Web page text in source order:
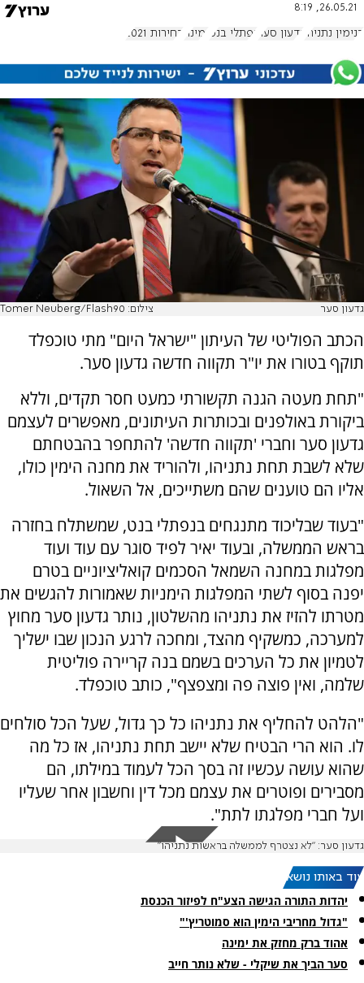
26.05.21, 8:19
בנימין נתניהו גדעון סער נפתלי בנט ימינה בחירות 2021
גדעון סער צילום: Tomer Neuberg/Flash90
הכתב הפוליטי של העיתון "ישראל היום" מתי טוכפלד
תוקף בטורו את יו"ר תקווה חדשה גדעון סער.
"תחת מעטה הגנה תקשורתי כמעט חסר תקדים, וללא
ביקורת באולפנים ובכותרות העיתונים, מאפשרים לעצמם
גדעון סער וחברי 'תקווה חדשה' להתחפר בהבטחתם
שלא לשבת תחת נתניהו, ולהוריד את מחנה הימין כולו,
אליו הם טוענים שהם משתייכים, אל השאול.
"בעוד שבליכוד מתנגחים בנפתלי בנט, שמשתלח בחזרה
בראש הממשלה, ובעוד יאיר לפיד סוגר עם עוד ועוד
מפלגות במחנה השמאל הסכמים קואליציוניים בטרם
יפנה בסוף לשתי המפלגות הימניות שאמורות להגשים את
מטרתו להזיז את נתניהו מהשלטון, נותר גדעון סער מחוץ
למערכה, כמשקיף מהצד, ומחכה לרגע הנכון שבו ישליך
לטמיון את כל הערכים בשמם בנה קריירה פוליטית
שלמה, ואין פוצה פה ומצפצף", כותב טוכפלד.
"הלהט להחליף את נתניהו כל כך גדול, שעל הכל סולחים
לו. הוא הרי הבטיח שלא יישב תחת נתניהו, אז כל מה
שהוא עושה עכשיו זה בסך הכל לעמוד במילתו, הם
מסבירים ופוטרים את עצמם מכל דין וחשבון אחר שעליו
ועל חברי מפלגתו לתת".
גדעון סער: "לא נצטרף לממשלה בראשות נתניהו"
עוד באותו נושא:
יהדות התורה הגישה הצע"ח לפיזור הכנסת
"גדול מחריבי הימין הוא סמוטריץ'"
אהוד ברק מחזק את ימינה
סער הביך את שיקלי - שלא נותר חייב